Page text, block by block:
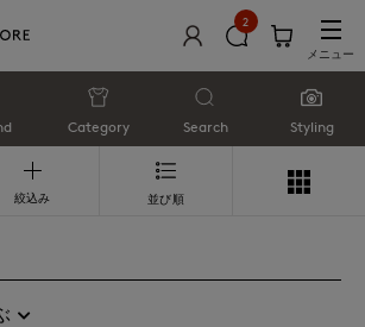
2
メニュー
Category Search Styling
絞込み 並び順